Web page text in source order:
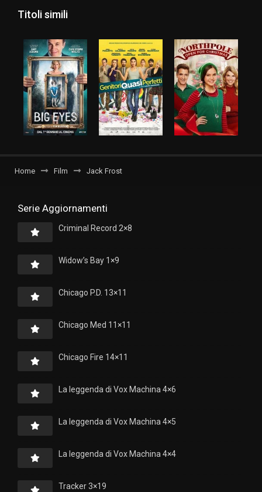
Titoli simili
Home Film Jack Frost
Serie Aggiornamenti
Criminal Record 2×8
Widow’s Bay 1×9
Chicago P.D. 13×11
Chicago Med 11×11
Chicago Fire 14×11
La leggenda di Vox Machina 4×6
La leggenda di Vox Machina 4×5
La leggenda di Vox Machina 4×4
Tracker 3×19